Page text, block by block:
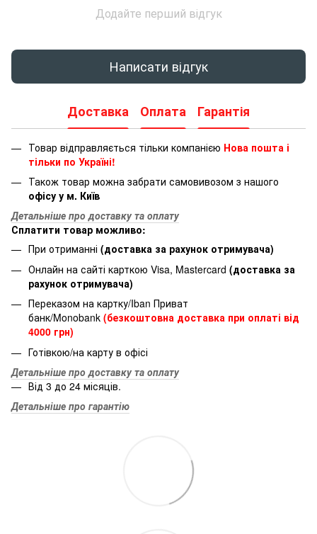
Додайте перший відгук
Написати відгук
Доставка Оплата Гарантія
Товар відправляється тільки компанією Нова пошта і
тільки по Україні!
Також товар можна забрати самовивозом з нашого
офісу у м. Київ
Детальніше про доставку та оплату
Сплатити товар можливо:
При отриманні (доставка за рахунок отримувача)
Онлайн на сайті карткою Visa, Mastercard (доставка за
рахунок отримувача)
Переказом на картку/Iban Приват
банк/Monobank (безкоштовна доставка при оплаті від
4000 грн)
Готівкою/на карту в офісі
Детальніше про доставку та оплату
Від 3 до 24 місяців.
Детальніше про гарантію